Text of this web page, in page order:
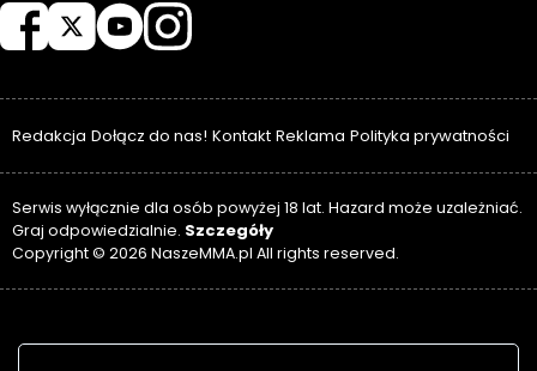
Redakcja Dołącz do nas! Kontakt Reklama Polityka prywatności
Serwis wyłącznie dla osób powyżej 18 lat. Hazard może uzależniać.
Graj odpowiedzialnie. Szczegóły
Copyright © 2026 NaszeMMA.pl All rights reserved.